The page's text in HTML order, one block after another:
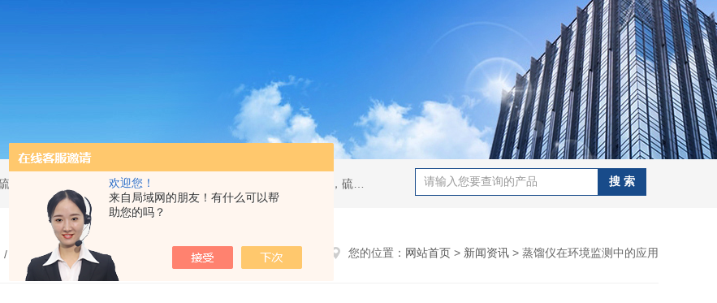
欢迎您！
来自局域网的朋友！有什么可以帮
助您的吗？
/ NEWS 您的位置： 网站首页 > 新闻资讯 > 蒸馏仪在环境监测中的应用